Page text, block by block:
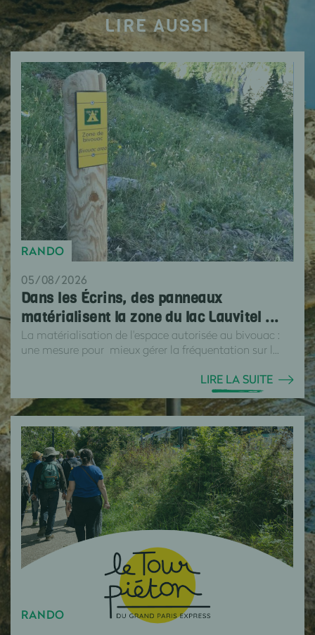
LIRE AUSSI
RANDO
05/08/2026
Dans les Écrins, des panneaux
matérialisent la zone du lac Lauvitel ...
La matérialisation de l'espace autorisée au bivouac :
une mesure pour mieux gérer la fréquentation sur l...
LIRE LA SUITE
RANDO